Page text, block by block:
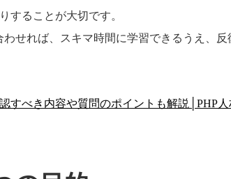
することが大切です。
せれば、スキマ時間に学習できるうえ、反
すべき内容や質問のポイントも解説│PHP